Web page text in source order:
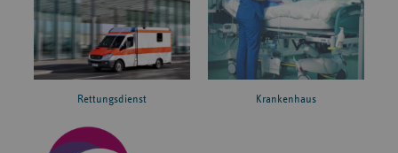
Rettungsdienst Krankenhaus